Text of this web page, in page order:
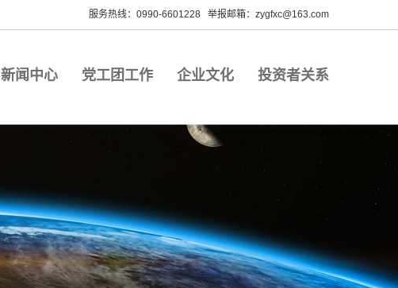
服务热线：0990-6601228 举报邮箱：zygfxc@163.com
新闻中心 党工团工作 企业文化 投资者关系